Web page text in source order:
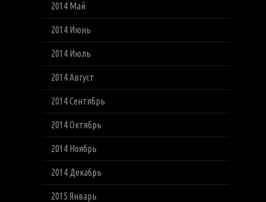
2014 Май
2014 Июнь
2014 Июль
2014 Август
2014 Сентябрь
2014 Октябрь
2014 Ноябрь
2014 Декабрь
2015 Январь